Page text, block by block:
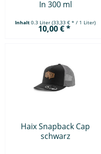
In 300 ml
Inhalt0.3 Liter(33,33 € * / 1 Liter)
10,00 € *
Haix Snapback Cap
schwarz